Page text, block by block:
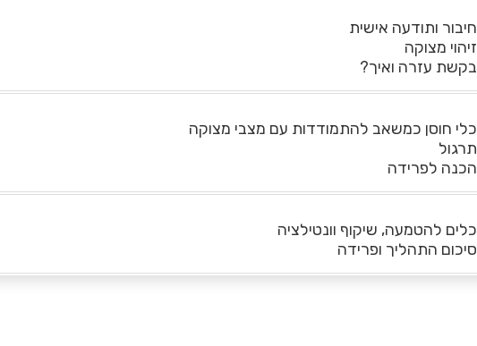
חיבור ותודעה אישית
זיהוי מצוקה
בקשת עזרה ואיך?
כלי חוסן כמשאב להתמודדות עם מצבי מצוקה
תרגול
הכנה לפרידה
כלים להטמעה, שיקוף וונטילציה
סיכום התהליך ופרידה